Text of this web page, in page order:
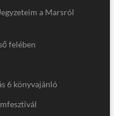
a Marsról
felében
6 könyvajánló